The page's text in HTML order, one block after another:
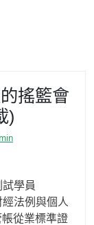
搖籃會
)
學員
法例與個人
從業標準證